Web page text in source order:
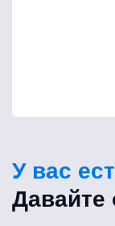
У вас
Давайте